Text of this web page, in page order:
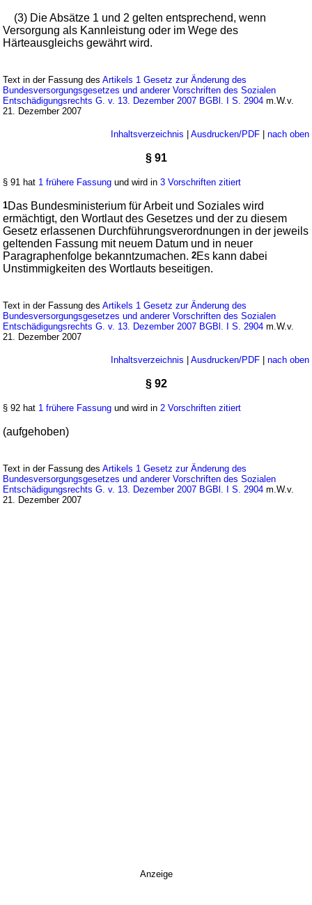
(3) Die Absätze 1 und 2 gelten entsprechend, wenn
Versorgung als Kannleistung oder im Wege des
Härteausgleichs gewährt wird.
Text in der Fassung desArtikels 1 Gesetz zur Änderung des
Bundesversorgungsgesetzes und anderer Vorschriften des Sozialen
Entschädigungsrechts G. v. 13. Dezember 2007 BGBl. I S. 2904 m.W.v.
21. Dezember 2007
Inhaltsverzeichnis Ausdrucken/PDF| nach oben
§ 91
§ 91 hat 1 frühere Fassung und wird in3 Vorschriften zitiert
1Das Bundesministerium für Arbeit und Soziales wird
ermächtigt, den Wortlaut des Gesetzes und der zu diesem
Gesetz erlassenen Durchführungsverordnungen in der jeweils
geltenden Fassung mit neuem Datum und in neuer
Paragraphenfolge bekanntzumachen.2Es kann dabei
Unstimmigkeiten des Wortlauts beseitigen.
Text in der Fassung desArtikels 1 Gesetz zur Änderung des
Bundesversorgungsgesetzes und anderer Vorschriften des Sozialen
Entschädigungsrechts G. v. 13. Dezember 2007 BGBl. I S. 2904 m.W.v.
21. Dezember 2007
Inhaltsverzeichnis Ausdrucken/PDF| nach oben
§ 92
§ 92 hat 1 frühere Fassung und wird in2 Vorschriften zitiert
(aufgehoben)
Text in der Fassung desArtikels 1 Gesetz zur Änderung des
Bundesversorgungsgesetzes und anderer Vorschriften des Sozialen
Entschädigungsrechts G. v. 13. Dezember 2007 BGBl. I S. 2904 m.W.v.
21. Dezember 2007
Anzeige